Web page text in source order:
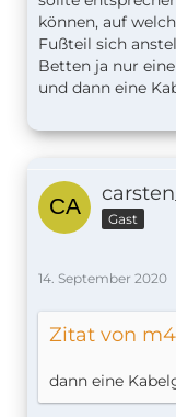
können, auf
Fußteil sich
Betten ja nur
und dann eine
Gast
14. September 2020
Zitat von
dann eine